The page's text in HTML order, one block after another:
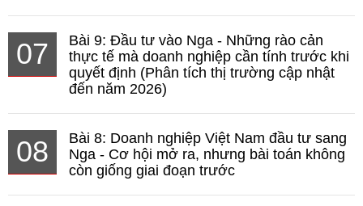
07
Bài 9: Đầu tư vào Nga - Những rào cản
thực tế mà doanh nghiệp cần tính trước khi
quyết định (Phân tích thị trường cập nhật
đến năm 2026)
08
Bài 8: Doanh nghiệp Việt Nam đầu tư sang
Nga - Cơ hội mở ra, nhưng bài toán không
còn giống giai đoạn trước